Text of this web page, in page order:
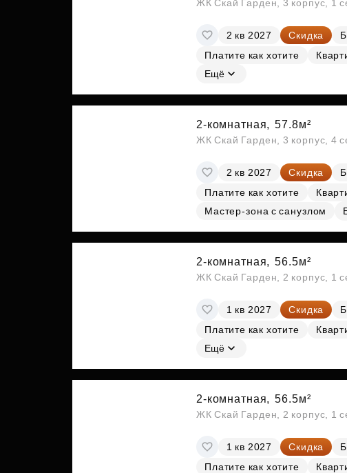
ЖК Скай Гарден, 3 корпус, 1
2 кв 2027 Скидка
Платите как хотите
Ещё
2-комнатная, 57.8м²
ЖК Скай Гарден, 3 корпус, 4
2 кв 2027 Скидка
Платите как хотите
Мастер-зона с санузлом
2-комнатная, 56.5м²
ЖК Скай Гарден, 2 корпус, 1
1 кв 2027 Скидка
Платите как хотите
Ещё
2-комнатная, 56.5м²
ЖК Скай Гарден, 2 корпус, 1
1 кв 2027 Скидка
Платите как хотите